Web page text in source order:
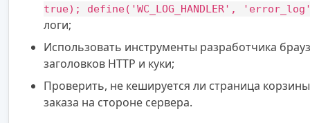
true); define('WC_LOG_HANDLER',
логи;
Использовать инструменты разработчика
заголовков HTTP и куки;
Проверить, не кешируется ли страница
заказа на стороне сервера.